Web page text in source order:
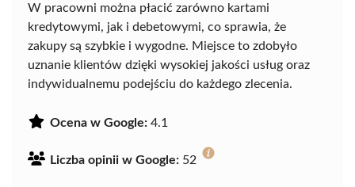
W pracowni można płacić zarówno kartami
kredytowymi, jak i debetowymi, co sprawia, że
zakupy są szybkie i wygodne. Miejsce to zdobyło
uznanie klientów dzięki wysokiej jakości usług oraz
indywidualnemu podejściu do każdego zlecenia.
Ocena w Google: 4.1
Liczba opinii w Google: 52